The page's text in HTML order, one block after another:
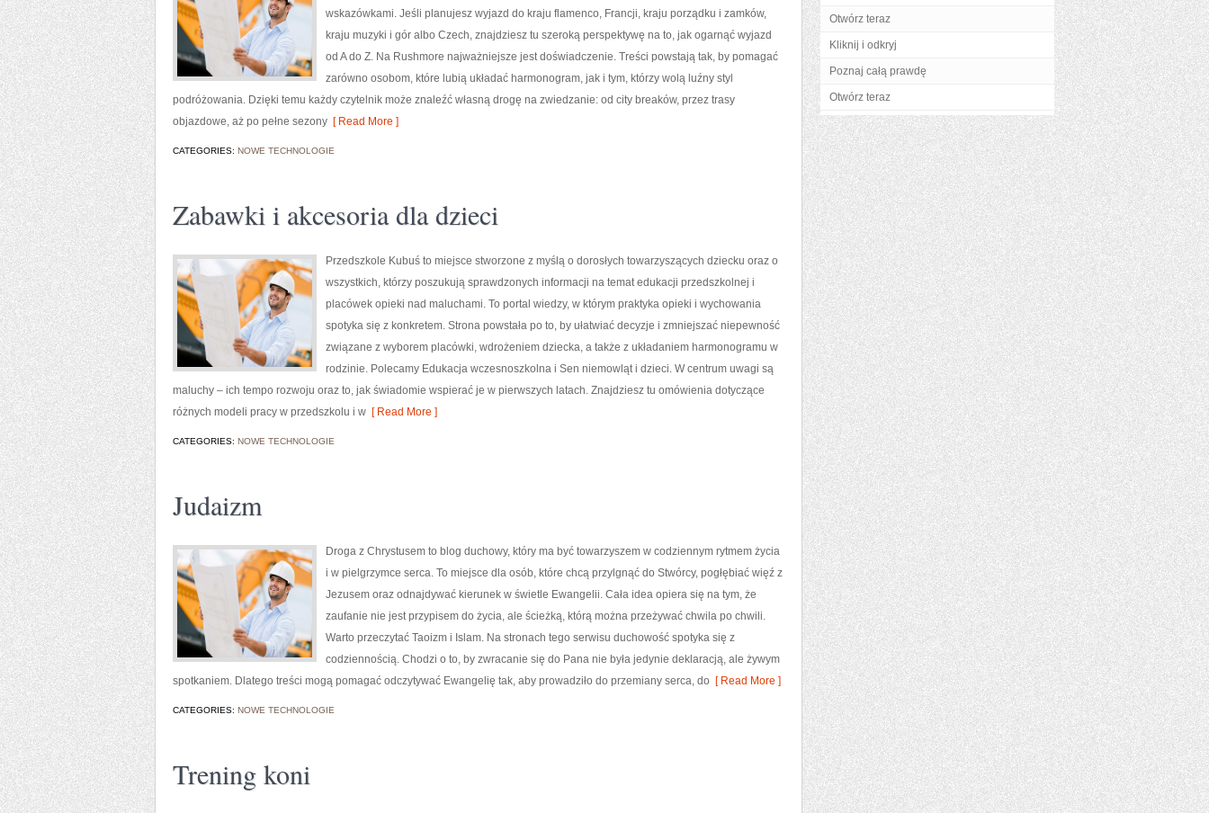
wskazówkami. Jeśli planujesz wyjazd do kraju flamenco, Francji, kraju porządku i zamków,
kraju muzyki i gór albo Czech, znajdziesz tu szeroką perspektywę na to, jak ogarnąć wyjazd
od A do Z. Na Rushmore najważniejsze jest doświadczenie. Treści powstają tak, by pomagać
zarówno osobom, które lubią układać harmonogram, jak i tym, którzy wolą luźny styl
podróżowania. Dzięki temu każdy czytelnik może znaleźć własną drogę na zwiedzanie: od city breaków, przez trasy
objazdowe, aż po pełne sezony [ Read More ]
CATEGORIES: NOWE TECHNOLOGIE
Zabawki i akcesoria dla dzieci
Przedszkole Kubuś to miejsce stworzone z myślą o dorosłych towarzyszących dziecku oraz o
wszystkich, którzy poszukują sprawdzonych informacji na temat edukacji przedszkolnej i
placówek opieki nad maluchami. To portal wiedzy, w którym praktyka opieki i wychowania
spotyka się z konkretem. Strona powstała po to, by ułatwiać decyzje i zmniejszać niepewność
związane z wyborem placówki, wdrożeniem dziecka, a także z układaniem harmonogramu w
rodzinie. Polecamy Edukacja wczesnoszkolna i Sen niemowląt i dzieci. W centrum uwagi są
maluchy – ich tempo rozwoju oraz to, jak świadomie wspierać je w pierwszych latach. Znajdziesz tu omówienia dotyczące
różnych modeli pracy w przedszkolu i w [ Read More ]
CATEGORIES: NOWE TECHNOLOGIE
Judaizm
Droga z Chrystusem to blog duchowy, który ma być towarzyszem w codziennym rytmem życia
i w pielgrzymce serca. To miejsce dla osób, które chcą przylgnąć do Stwórcy, pogłębiać więź z
Jezusem oraz odnajdywać kierunek w świetle Ewangelii. Cała idea opiera się na tym, że
zaufanie nie jest przypisem do życia, ale ścieżką, którą można przeżywać chwila po chwili.
Warto przeczytać Taoizm i Islam. Na stronach tego serwisu duchowość spotyka się z
codziennością. Chodzi o to, by zwracanie się do Pana nie była jedynie deklaracją, ale żywym
spotkaniem. Dlatego treści mogą pomagać odczytywać Ewangelię tak, aby prowadziło do przemiany serca, do [ Read More ]
CATEGORIES: NOWE TECHNOLOGIE
Trening koni
Otwórz teraz
Kliknij i odkryj
Poznaj całą prawdę
Otwórz teraz